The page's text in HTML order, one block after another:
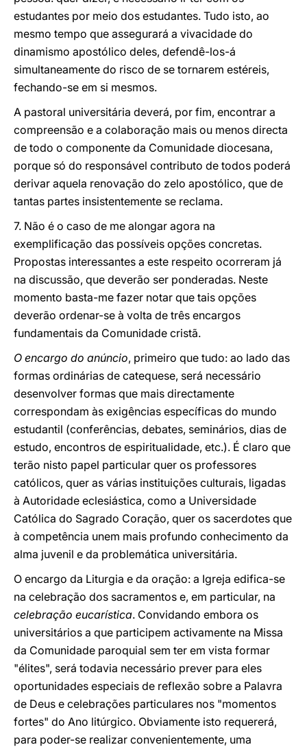
estudantes por meio dos estudantes. Tudo isto, ao
mesmo tempo que assegurará a vivacidade do
dinamismo apostólico deles, defendê-los-á
simultaneamente do risco de se tornarem estéreis,
fechando-se em si mesmos.
A pastoral universitária deverá, por fim, encontrar a
compreensão e a colaboração mais ou menos directa
de todo o componente da Comunidade diocesana,
porque só do responsável contributo de todos poderá
derivar aquela renovação do zelo apostólico, que de
tantas partes insistentemente se reclama.
7. Não é o caso de me alongar agora na
exemplificação das possíveis opções concretas.
Propostas interessantes a este respeito ocorreram já
na discussão, que deverão ser ponderadas. Neste
momento basta-me fazer notar que tais opções
deverão ordenar-se à volta de três encargos
fundamentais da Comunidade cristã.
O encargo do anúncio, primeiro que tudo: ao lado das
formas ordinárias de catequese, será necessário
desenvolver formas que mais directamente
correspondam às exigências específicas do mundo
estudantil (conferências, debates, seminários, dias de
estudo, encontros de espiritualidade, etc.). É claro que
terão nisto papel particular quer os professores
católicos, quer as várias instituições culturais, ligadas
à Autoridade eclesiástica, como a Universidade
Católica do Sagrado Coração, quer os sacerdotes que
à competência unem mais profundo conhecimento da
alma juvenil e da problemática universitária.
O encargo da Liturgia e da oração: a Igreja edifica-se
na celebração dos sacramentos e, em particular, na
celebração eucarística. Convidando embora os
universitários a que participem activamente na Missa
da Comunidade paroquial sem ter em vista formar
"élites", será todavia necessário prever para eles
oportunidades especiais de reflexão sobre a Palavra
de Deus e celebrações particulares nos "momentos
fortes" do Ano litúrgico. Obviamente isto requererá,
para poder-se realizar convenientemente, uma